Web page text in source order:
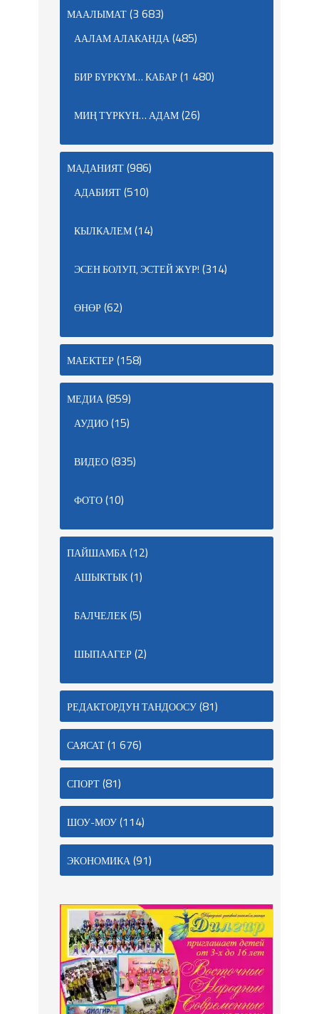
МААЛЫМАТ(3 683)
ААЛАМ АЛАКАНДА(485)
БИР БҮРКҮМ… КАБАР(1 480)
МИҢ ТҮРКҮН… АДАМ(26)
МАДАНИЯТ(986)
АДАБИЯТ(510)
КЫЛКАЛЕМ(14)
ЭСЕН БОЛУП, ЭСТЕЙ ЖҮР! (314)
ӨНӨР(62)
МАЕКТЕР(158)
МЕДИА(859)
АУДИО(15)
ВИДЕО(835)
ФОТО(10)
ПАЙШАМБА(12)
АШЫКТЫК(1)
БАЛЧЕЛЕК(5)
ШЫПААГЕР(2)
РЕДАКТОРДУН ТАНДООСУ(81)
САЯСАТ(1 676)
СПОРТ(81)
ШОУ-МОУ(114)
ЭКОНОМИКА(91)